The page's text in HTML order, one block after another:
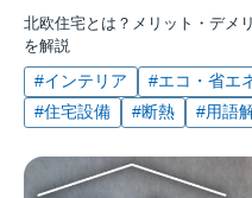
北欧住宅とは？メリット・デメ
を解説
#インテリア #エコ・省エ
#住宅設備
#断熱 #用語